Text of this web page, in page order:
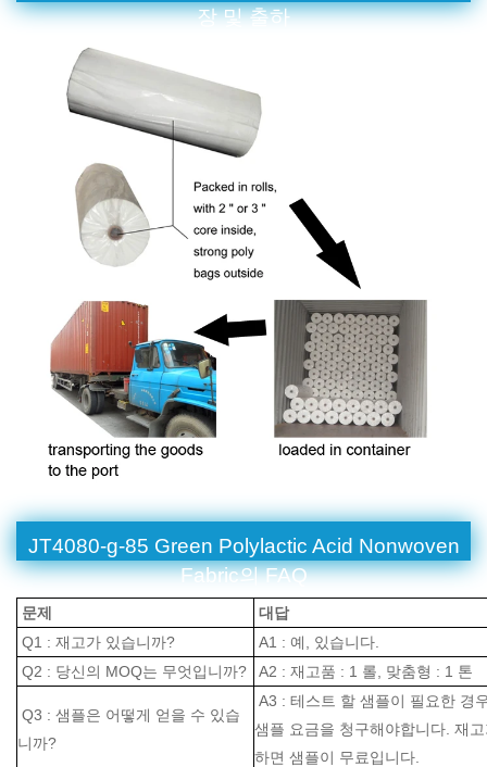
장 및 출하
JT4080-g-85 Green Polylactic Acid Nonwoven
Fabric의 FAQ
문제
대답
Q1 : 재고가 있습니까?
A1 : 예, 있습니다.
Q2 : 당신의 MOQ는 무엇입니까?
A2 : 재고품 : 1 롤, 맞춤형 : 1 톤
Q3 : 샘플은 어떻게 얻을 수 있습
니까?
A3 : 테스트 할 샘플이 필요한 경
샘플 요금을 청구해야합니다. 재
하면 샘플이 무료입니다.